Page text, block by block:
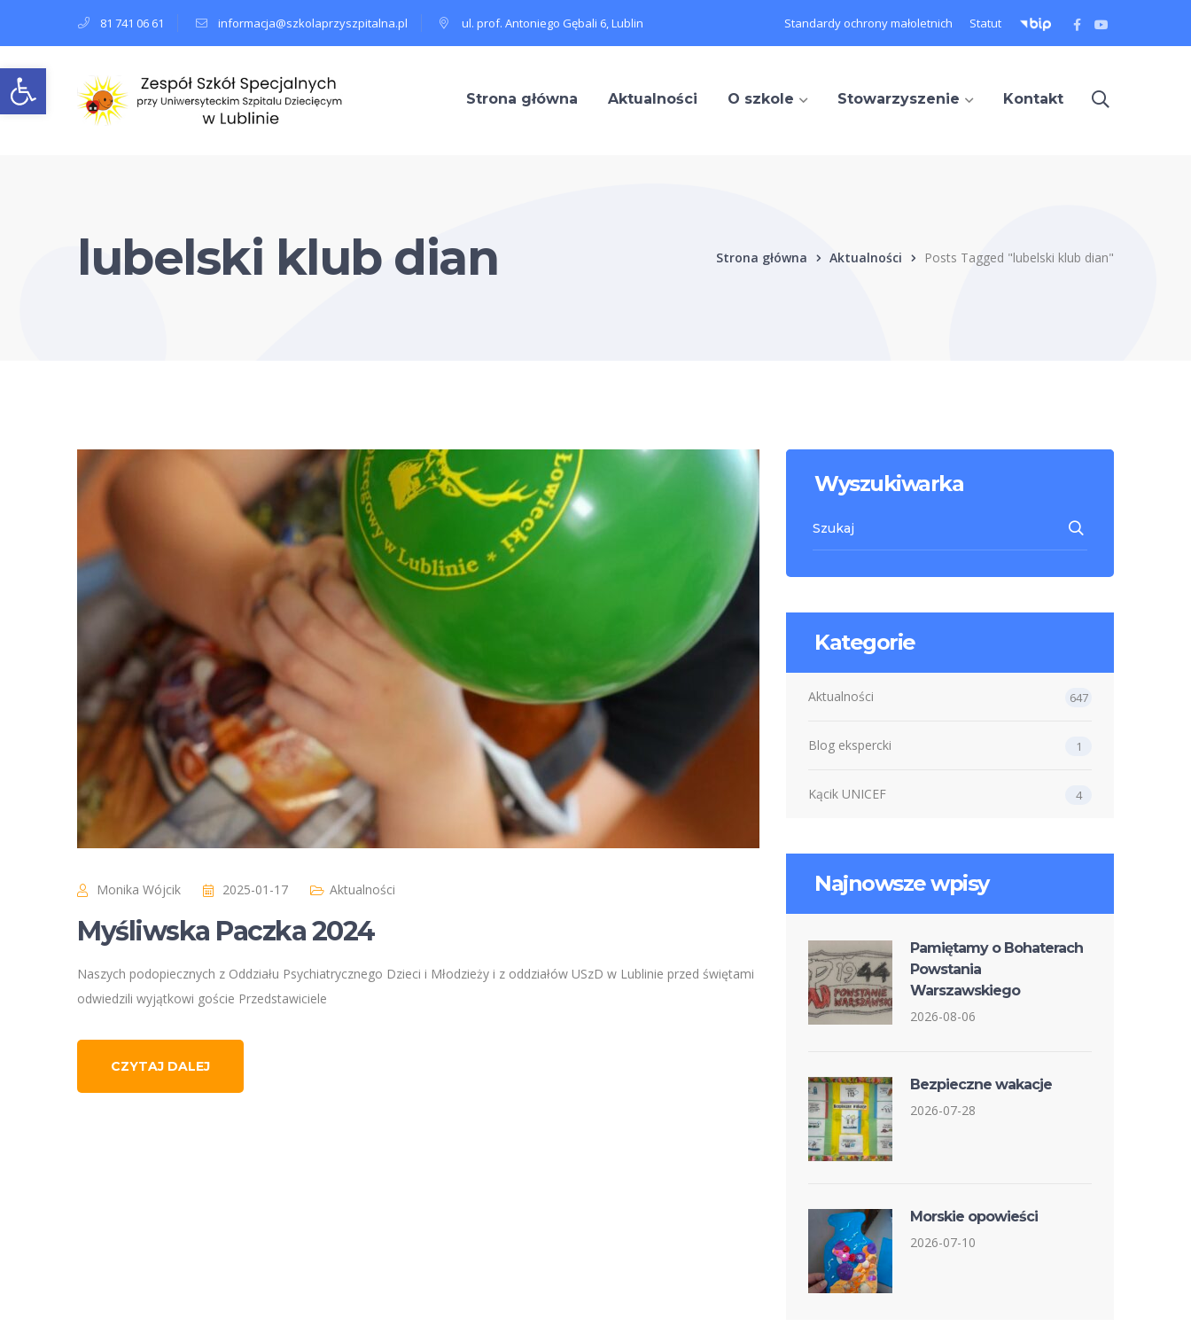
Open toolbar
81 741 06 61 informacja@szkolaprzyszpitalna.pl ul. prof. Antoniego Gębali 6, Lublin Standardy ochrony małoletnich Statut
Facebook
ProfileProfile
Strona główna Aktualności O szkole Stowarzyszenie Kontakt
lubelski klub dian Strona główna Aktualności Posts Tagged "lubelski klub dian"
Monika Wójcik 2025-01-17 Aktualności
Myśliwska Paczka 2024
Naszych podopiecznych z Oddziału Psychiatrycznego Dzieci i Młodzieży i z oddziałów USzD w Lublinie przed świętami
odwiedzili wyjątkowi goście Przedstawiciele
CZYTAJ DALEJ
Wyszukiwarka
Kategorie
Aktualności 647
Blog ekspercki 1
Kącik UNICEF 4
Najnowsze wpisy
Pamiętamy o Bohaterach
Powstania
Warszawskiego
2026-08-06
Bezpieczne wakacje
2026-07-28
Morskie opowieści
2026-07-10